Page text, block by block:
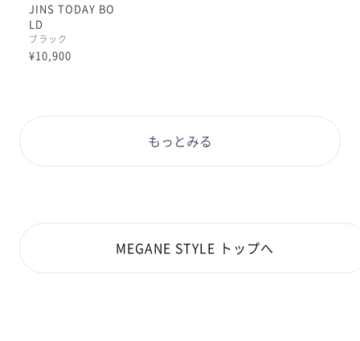
JINS TODAY BO
LD
ブラック
¥10,900
もっとみる
MEGANE STYLE トップへ